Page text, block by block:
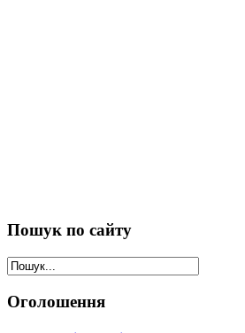
Пошук по сайту
Оголошення